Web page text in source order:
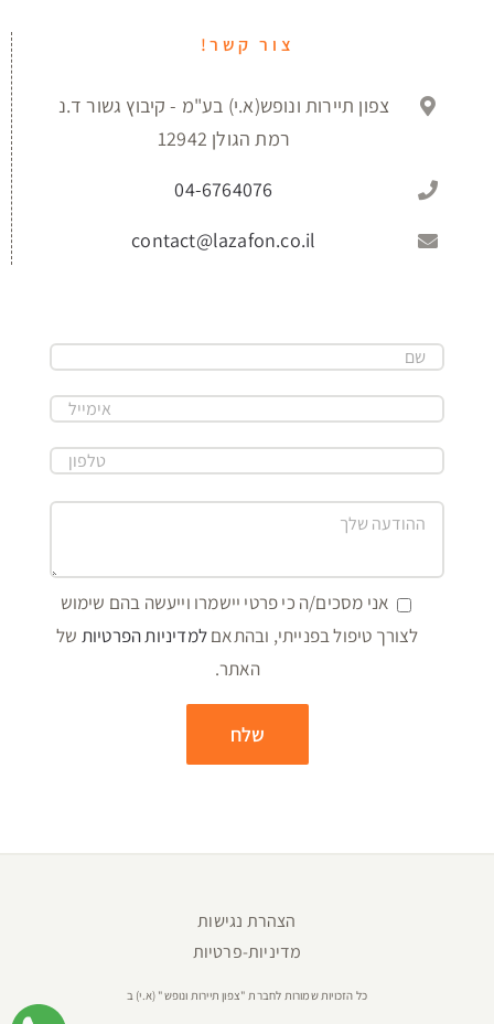
צור קשר!
צפון תיירות ונופש(א.י) בע"מ - קיבוץ גשור ד.נ
רמת הגולן 12942
04-6764076
contact@lazafon.co.il
אני מסכים/ה כי פרטי יישמרו וייעשה בהם שימוש
לצורך טיפול בפנייתי, ובהתאםלמדיניות הפרטיות של
האתר.
הצהרת נגישות
מדיניות-פרטיות
כל הזכויות שמורות לחברת "צפון תיירות ונופש" (א.י) ב